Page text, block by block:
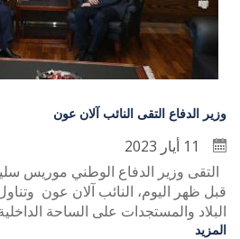
وزير الدفاع التقى النائب آلان عون
التقى وزير الدفاع الوطني موريس
قبل ظهر اليوم، النائب آلان عون
البلاد والمستجدات على الساحة
المزيد